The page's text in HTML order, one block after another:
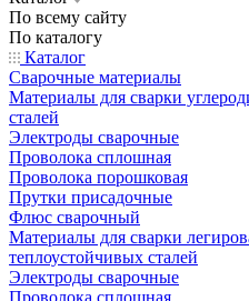
По всему сайту
По каталогу
Каталог
Сварочные материалы
Материалы для сварки
сталей
Электроды сварочные
Проволока сплошная
Проволока порошковая
Прутки присадочные
Флюс сварочный
Материалы для сварки
теплоустойчивых сталей
Электроды сварочные
Проволока сплошная